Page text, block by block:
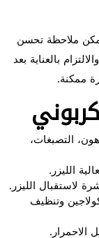
كل 3 إلى 4 أسابيع ويمكن ملاحظة تحسن
والالتزام بالعناية بعد
ممكنة.
التصبغات،
الليزر.
لاستقبال الليزر.
وتنظيف
الاحمرار.